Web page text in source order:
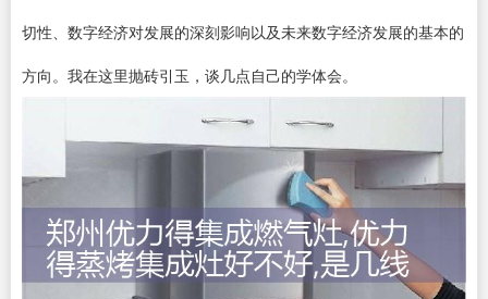
切性、数字经济对发展的深刻影响以及未来数字经济发展的基本的
方向。我在这里抛砖引玉，谈几点自己的学体会。